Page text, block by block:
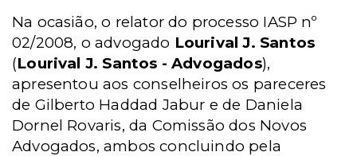
Na ocasião, o relator do processo IASP nº
02/2008, o advogado Lourival J. Santos
(Lourival J. Santos - Advogados),
apresentou aos conselheiros os pareceres
de Gilberto Haddad Jabur e de Daniela
Dornel Rovaris, da Comissão dos Novos
Advogados, ambos concluindo pela